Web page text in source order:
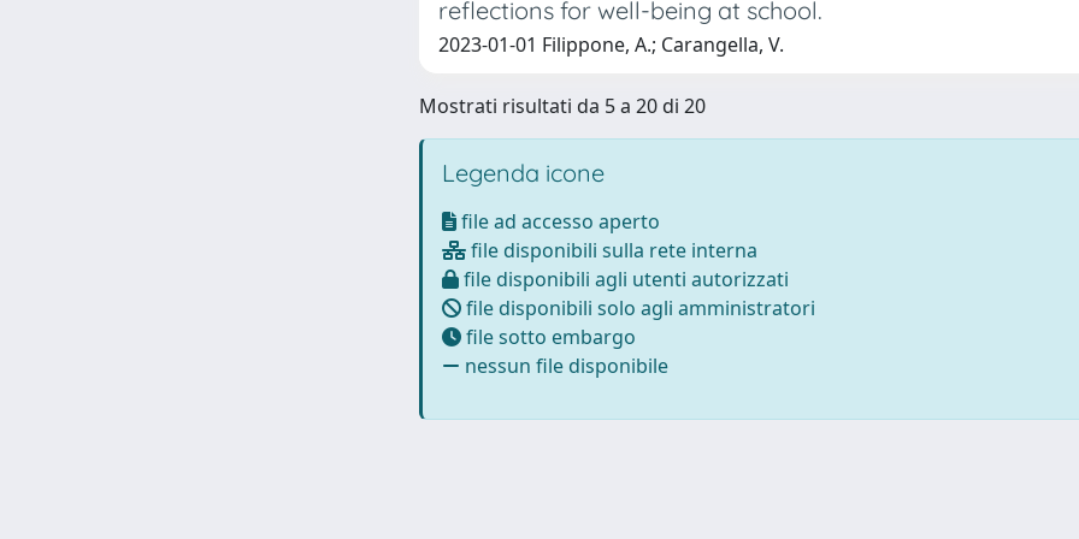
reflections for well-being at school.
2023-01-01 Filippone, A.; Carangella, V.
Mostrati risultati da 5 a 20 di 20
Legenda icone
file ad accesso aperto
file disponibili sulla rete interna
file disponibili agli utenti autorizzati
file disponibili solo agli amministratori
file sotto embargo
nessun file disponibile